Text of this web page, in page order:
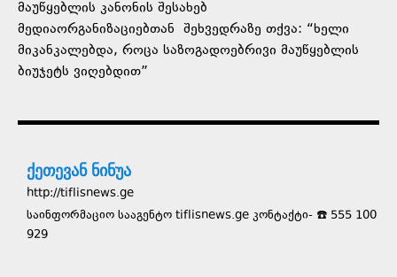
მაუწყებლის კანონის შესახებ
მედიაორგანიზაციებთან შეხვედრაზე თქვა: “ხელი
მიკანკალებდა, როცა საზოგადოებრივი მაუწყებლის
ბიუჯეტს ვიღებდით”
ქეთევან ნინუა
http://tiflisnews.ge
საინფორმაციო სააგენტო tiflisnews.ge კონტაქტი- ☎️ 555 100
929